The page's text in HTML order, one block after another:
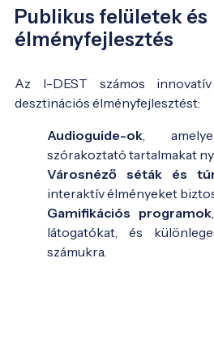
Publikus felületek és
élményfejlesztés
Az I-DEST számos
desztinációs élményfejlesztést:
Audioguide-ok ,
szórakoztató tartalmakat
Városnéző séták és
interaktív élményeket
Gamifikációs programok
látogatókat, és
számukra.